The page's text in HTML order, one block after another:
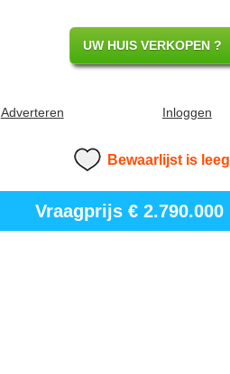
UW HUIS VERKOPEN ?
Adverteren Inloggen
Bewaarlijst is leeg
Vraagprijs € 2.790.000